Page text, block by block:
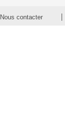
Nous contacter